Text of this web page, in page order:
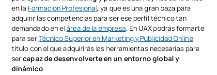
en la Formación Profesional, ya que es una gran baza para
adquirir las competencias para ser ese perfil técnico tan
demandado en elárea de la empresa. En UAX podrás formarte
para serTécnico Superior en Marketing y Publicidad Online,
título con el que adquirirás las herramientas necesarias para
sercapaz de desenvolverte en un entorno global y
dinámico.